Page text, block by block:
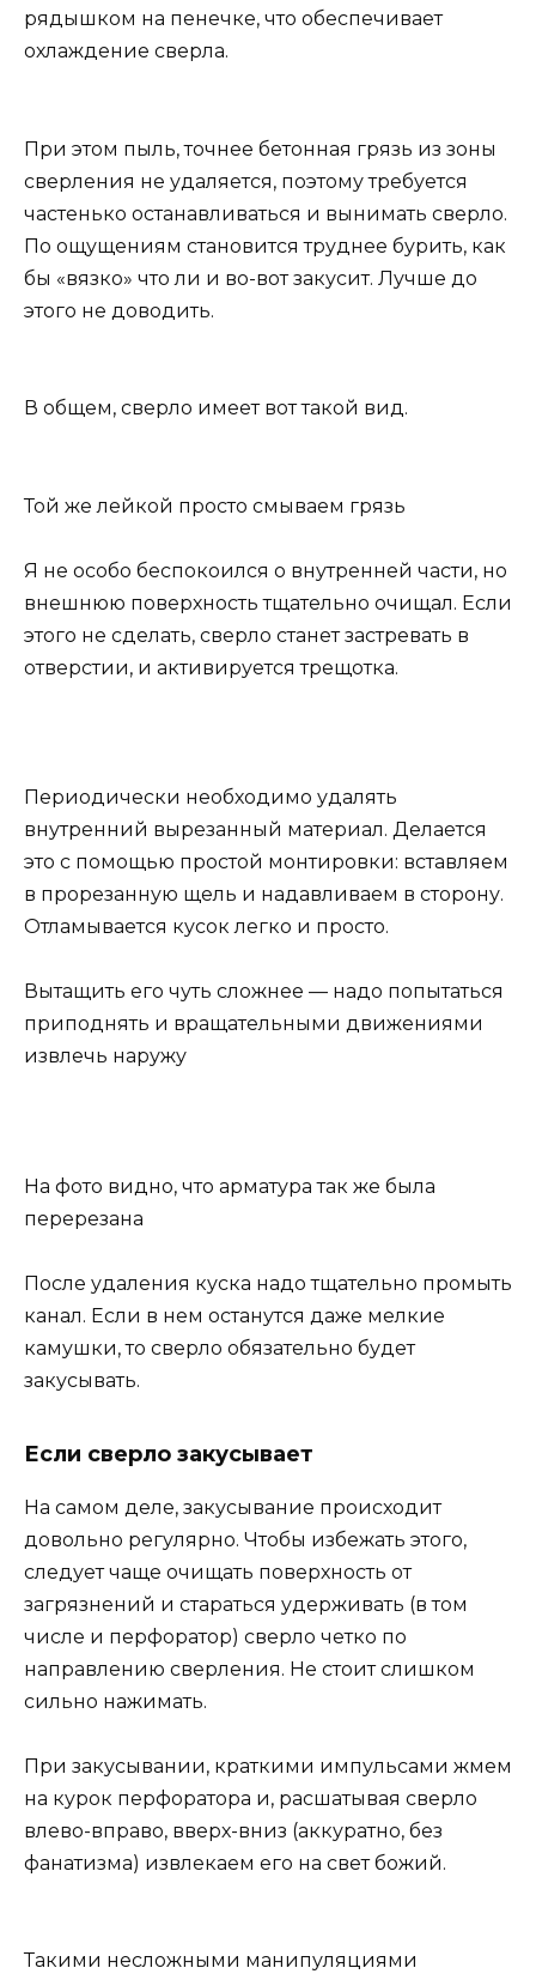
рядышком на пенечке, что обеспечивает
охлаждение сверла.
При этом пыль, точнее бетонная грязь из зоны
сверления не удаляется, поэтому требуется
частенько останавливаться и вынимать сверло.
По ощущениям становится труднее бурить, как
бы «вязко» что ли и во-вот закусит. Лучше до
этого не доводить.
В общем, сверло имеет вот такой вид.
Той же лейкой просто смываем грязь
Я не особо беспокоился о внутренней части, но
внешнюю поверхность тщательно очищал. Если
этого не сделать, сверло станет застревать в
отверстии, и активируется трещотка.
Периодически необходимо удалять
внутренний вырезанный материал. Делается
это с помощью простой монтировки: вставляем
в прорезанную щель и надавливаем в сторону.
Отламывается кусок легко и просто.
Вытащить его чуть сложнее — надо попытаться
приподнять и вращательными движениями
извлечь наружу
На фото видно, что арматура так же была
перерезана
После удаления куска надо тщательно промыть
канал. Если в нем останутся даже мелкие
камушки, то сверло обязательно будет
закусывать.
Если сверло закусывает
На самом деле, закусывание происходит
довольно регулярно. Чтобы избежать этого,
следует чаще очищать поверхность от
загрязнений и стараться удерживать (в том
числе и перфоратор) сверло четко по
направлению сверления. Не стоит слишком
сильно нажимать.
При закусывании, краткими импульсами жмем
на курок перфоратора и, расшатывая сверло
влево-вправо, вверх-вниз (аккуратно, без
фанатизма) извлекаем его на свет божий.
Такими несложными манипуляциями